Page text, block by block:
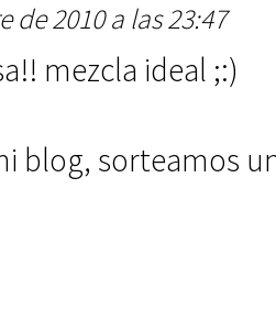
de 2010 a las 23:47
mezcla ideal ;:)
blog, sorteamos